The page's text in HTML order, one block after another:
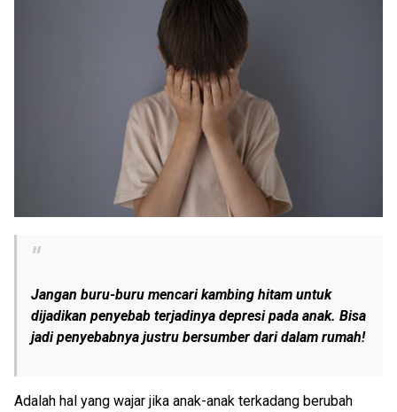
Jangan buru-buru mencari kambing hitam untuk
dijadikan penyebab terjadinya depresi pada anak. Bisa
jadi penyebabnya justru bersumber dari dalam rumah!
Adalah hal yang wajar jika anak-anak terkadang berubah